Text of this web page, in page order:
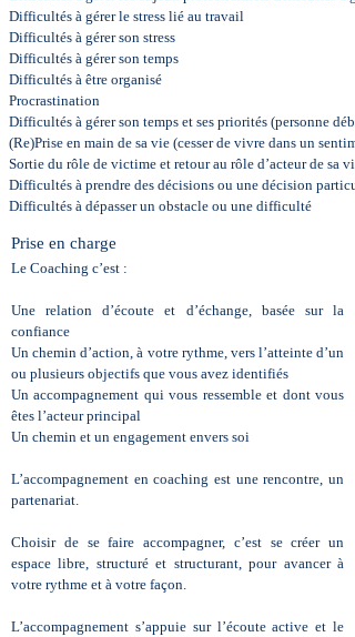
Difficultés à gérer le stress lié au travail
Difficultés à gérer son stress
Difficultés à gérer son temps
Difficultés à être organisé
Procrastination
Difficultés à gérer son temps et ses priorités (personne
(Re)Prise en main de sa vie (cesser de vivre dans un
Sortie du rôle de victime et retour au rôle d’acteur de sa
Difficultés à prendre des décisions ou une décision
Difficultés à dépasser un obstacle ou une difficulté
Prise en charge
Le Coaching c’est :
Une relation d’écoute et d’échange, basée sur la
confiance
Un chemin d’action, à votre rythme, vers l’atteinte d’un
ou plusieurs objectifs que vous avez identifiés
Un accompagnement qui vous ressemble et dont vous
êtes l’acteur principal
Un chemin et un engagement envers soi
L’accompagnement en coaching est une rencontre, un
partenariat.
Choisir de se faire accompagner, c’est se créer un
espace libre, structuré et structurant, pour avancer à
votre rythme et à votre façon.
L’accompagnement s’appuie sur l’écoute active et le